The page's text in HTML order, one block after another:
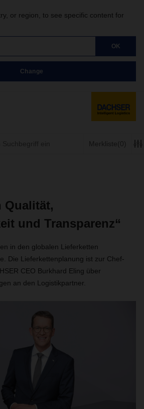
or region, to see specific content for
OK
Change
Merkliste(0)
Qualität,
und Transparenz“
in den globalen Lieferketten
Die Lieferkettenplanung ist zur Chef-
CEO Burkhard Eling über
an den Logistikpartner.